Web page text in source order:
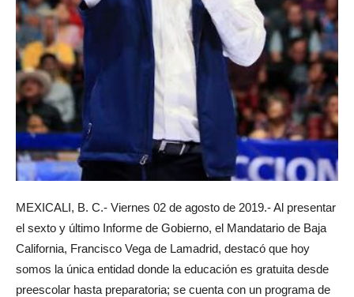
MEXICALI, B. C.- Viernes 02 de agosto de 2019.- Al presentar
el sexto y último Informe de Gobierno, el Mandatario de Baja
California, Francisco Vega de Lamadrid, destacó que hoy
somos la única entidad donde la educación es gratuita desde
preescolar hasta preparatoria; se cuenta con un programa de